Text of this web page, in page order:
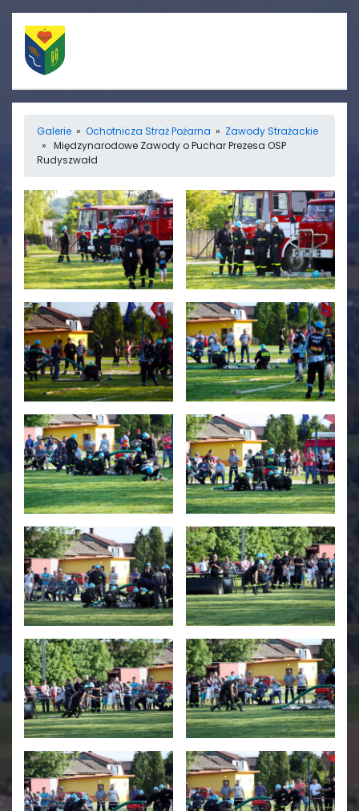
Porządek nabożeństw
Straż Pożarna
Ośrodek zdrowia
Koło gospodyń
wiejskich
Rada sołecka
Świetlica
Informacje
Aktualności
Galerie
Galerie » Ochotnicza Straż Pożarna » Zawody Strażackie
» Międzynarodowe Zawody o Puchar Prezesa OSP
Rudyszwałd